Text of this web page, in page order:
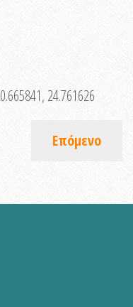
24.761626
Επόμενο